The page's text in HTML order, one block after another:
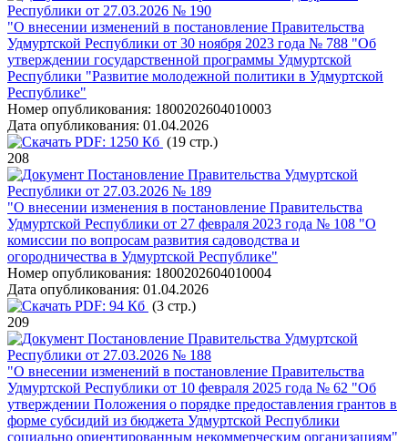
Республики от 27.03.2026 № 190
"О внесении изменений в постановление Правительства
Удмуртской Республики от 30 ноября 2023 года № 788 "Об
утверждении государственной программы Удмуртской
Республики "Развитие молодежной политики в Удмуртской
Республике"
Номер опубликования: 1800202604010003
Дата опубликования: 01.04.2026
PDF: 1250 Кб (19 стр.)
208
Постановление Правительства Удмуртской
Республики от 27.03.2026 № 189
"О внесении изменения в постановление Правительства
Удмуртской Республики от 27 февраля 2023 года № 108 "О
комиссии по вопросам развития садоводства и
огородничества в Удмуртской Республике"
Номер опубликования: 1800202604010004
Дата опубликования: 01.04.2026
PDF: 94 Кб (3 стр.)
209
Постановление Правительства Удмуртской
Республики от 27.03.2026 № 188
"О внесении изменений в постановление Правительства
Удмуртской Республики от 10 февраля 2025 года № 62 "Об
утверждении Положения о порядке предоставления грантов в
форме субсидий из бюджета Удмуртской Республики
социально ориентированным некоммерческим организациям"